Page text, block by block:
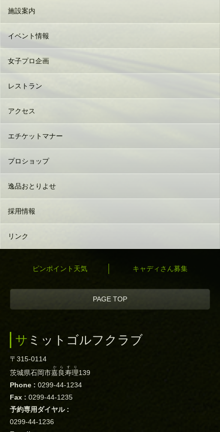
施設案内
イベント情報
女子プロ企画
レストラン
アクセス
エチケットマナー
プロショップ
逸品おとりよせ
採用情報
リンク
ピンポイント天気 キャディさん募集
PAGE TOP
サミットゴルフクラブ
〒315-0114
茨城県石岡市嘉良寿理
からすり
139
Phone : 0299-44-1234
Fax : 0299-44-1235
予約専用ダイヤル :
0299-44-1236